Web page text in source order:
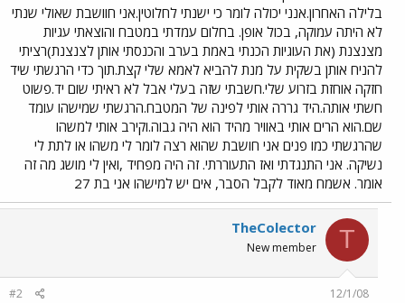
בלילה האחרון.אנני יכולה לומר כי ישנתי לחלוטין.אני חוושבת שאולי שנתי
לא היתה עמוקה, בכול אופן. בחלום עמדתי במטבח והוצאתי עגיות
מצנצנת (את העוגיות הכנתי באמת בערב והכנסתי אותן לצנצנת)רציתי
להניח אותן בשקית על מנת להביא לאמא שלי קצת.תוך כדי הרגשתי שיד
חזקה אוחזת בזרוע שלי.חשבתי שזה בעלי אבל לא ראיתי שום יד.פשוט
חשתי אותה.היד גררה אותי לפינה של המטבח.הרגשתי שמישהו עומד
שם.הוא הרים אותי באוויר מהיד הוא היה גבוה.וקירב אותי למשהו
שהרגשתי כמו פנים אני חושבת שהוא רצה לומר לי משהו או לתת לי
נשיקה. אני התנגדתי ואז התעוררתי. זה היה מפחיד ,ואין לי מושג מה זה
אומר. אשמח מאוד לקבל הסבר, אים יש למישהו אני בת 27
T
TheColector
New member
12/1/08
#2